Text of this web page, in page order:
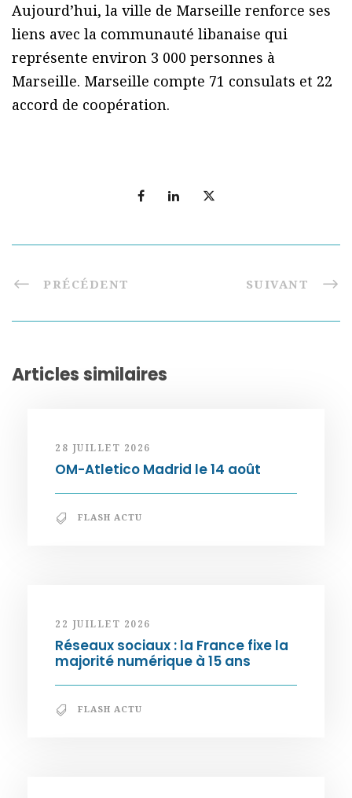
Aujourd’hui, la ville de Marseille renforce ses
liens avec la communauté libanaise qui
représente environ 3 000 personnes à
Marseille. Marseille compte 71 consulats et 22
accord de coopération.
PRÉCÉDENT SUIVANT
Articles similaires
28 JUILLET 2026
OM-Atletico Madrid le 14 août
FLASH ACTU
22 JUILLET 2026
Réseaux sociaux : la France fixe la
majorité numérique à 15 ans
FLASH ACTU